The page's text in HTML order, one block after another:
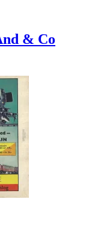
& Co